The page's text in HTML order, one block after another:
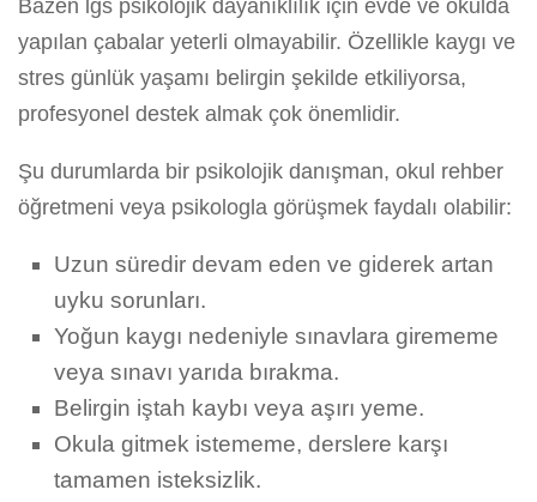
Bazen lgs psikolojik dayanıklılık için evde ve okulda
yapılan çabalar yeterli olmayabilir. Özellikle kaygı ve
stres günlük yaşamı belirgin şekilde etkiliyorsa,
profesyonel destek almak çok önemlidir.
Şu durumlarda bir psikolojik danışman, okul rehber
öğretmeni veya psikologla görüşmek faydalı olabilir:
Uzun süredir devam eden ve giderek artan
uyku sorunları.
Yoğun kaygı nedeniyle sınavlara girememe
veya sınavı yarıda bırakma.
Belirgin iştah kaybı veya aşırı yeme.
Okula gitmek istememe, derslere karşı
tamamen isteksizlik.